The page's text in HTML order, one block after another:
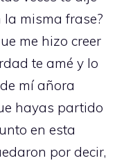
misma frase?
me hizo creer
te amé y lo
mí añora
hayas partido
en esta
por decir,